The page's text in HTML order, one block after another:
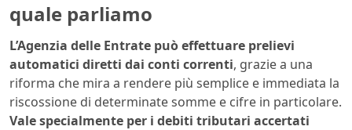
quale parliamo
L’Agenzia delle Entrate può effettuare prelievi
automatici diretti dai conti correnti, grazie a una
riforma che mira a rendere più semplice e immediata la
riscossione di determinate somme e cifre in particolare.
Vale specialmente per i debiti tributari accertati